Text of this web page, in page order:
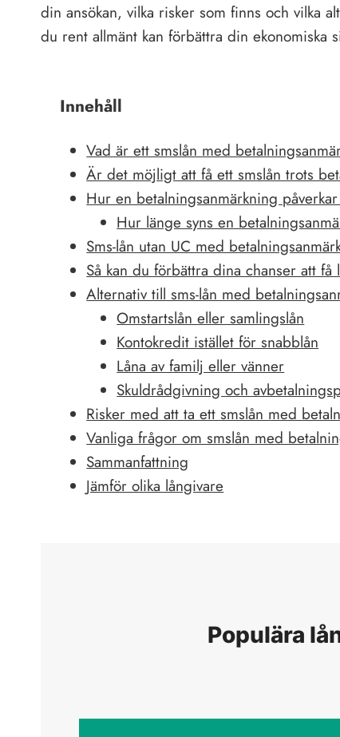
din ansökan, vilka risker som finns och vilka
du rent allmänt kan förbättra din ekonomiska
Innehåll
Vad är ett smslån med
Är det möjligt att få ett smslån trots
Hur en betalningsanmärkning
Hur länge syns en
Sms-lån utan UC med
Så kan du förbättra dina chanser att
Alternativ till sms-lån med
Omstartslån eller samlingslån
Kontokredit istället för snabblån
Låna av familj eller vänner
Skuldrådgivning och
Risker med att ta ett smslån med
Vanliga frågor om smslån med
Sammanfattning
Jämför olika långivare
Populära